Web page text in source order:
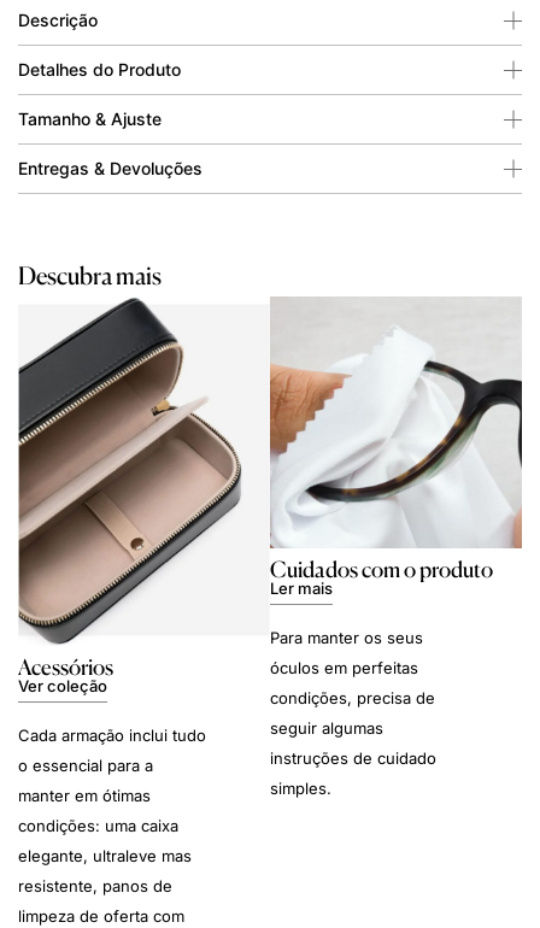
Descrição
Detalhes do Produto
Tamanho & Ajuste
Entregas & Devoluções
Descubra mais
Acessórios
Ver coleção
Cada armação inclui tudo
o essencial para a
manter em ótimas
condições: uma caixa
elegante, ultraleve mas
resistente, panos de
limpeza de oferta com
Cuidados com o produto
Ler mais
Para manter os seus
óculos em perfeitas
condições, precisa de
seguir algumas
instruções de cuidado
simples.